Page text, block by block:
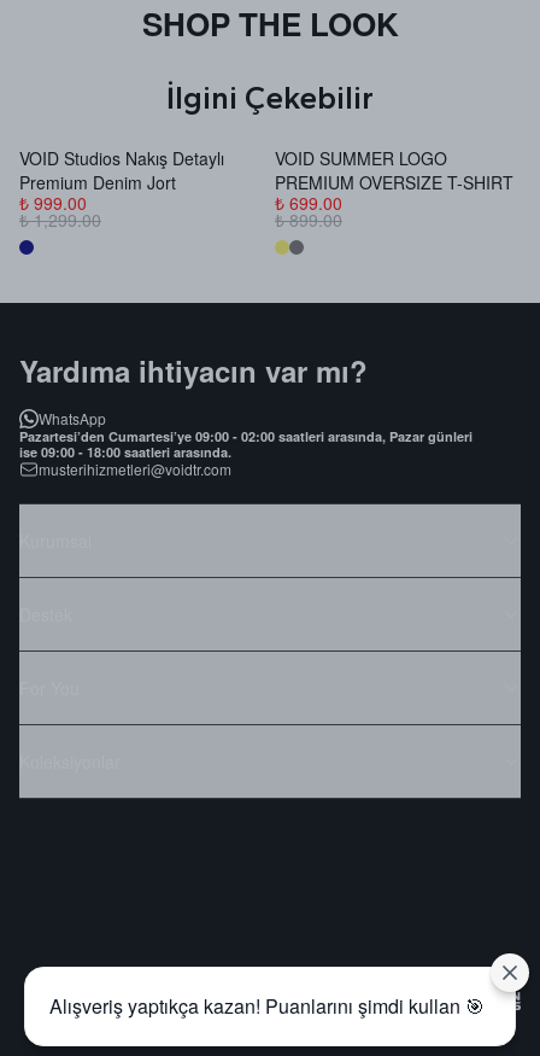
SHOP THE LOOK
İlgini Çekebilir
VOID Studios Nakış Detaylı
Premium Denim Jort
₺ 999.00
₺ 1,299.00
VOID SUMMER LOGO
PREMIUM OVERSIZE T-SHIRT
₺ 699.00
₺ 899.00
Yardıma ihtiyacın var mı?
WhatsApp
Pazartesi’den Cumartesi’ye 09:00 - 02:00 saatleri arasında, Pazar günleri
ise 09:00 - 18:00 saatleri arasında.
musterihizmetleri@voidtr.com
Alışveriş yaptıkça kazan! Puanlarını şimdi kullan 🎯